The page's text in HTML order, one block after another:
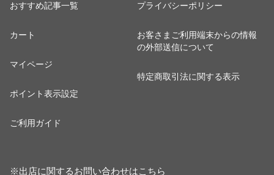
おすすめ記事一覧
カート
マイページ
ポイント表示設定
ご利用ガイド
プライバシーポリシー
お客さまご利用端末からの情報
の外部送信について
特定商取引法に関する表示
※出店に関するお問い合わせはこちら